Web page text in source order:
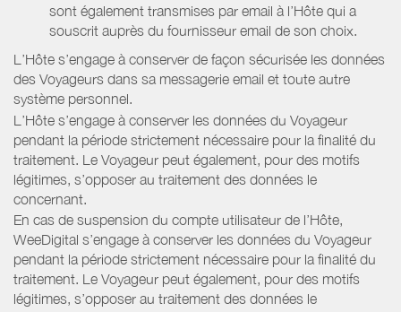
sont également transmises par email à l’Hôte qui a
souscrit auprès du fournisseur email de son choix.
L’Hôte s’engage à conserver de façon sécurisée les données
des Voyageurs dans sa messagerie email et toute autre
système personnel.
L’Hôte s’engage à conserver les données du Voyageur
pendant la période strictement nécessaire pour la finalité du
traitement. Le Voyageur peut également, pour des motifs
légitimes, s’opposer au traitement des données le
concernant.
En cas de suspension du compte utilisateur de l’Hôte,
WeeDigital s’engage à conserver les données du Voyageur
pendant la période strictement nécessaire pour la finalité du
traitement. Le Voyageur peut également, pour des motifs
légitimes, s’opposer au traitement des données le